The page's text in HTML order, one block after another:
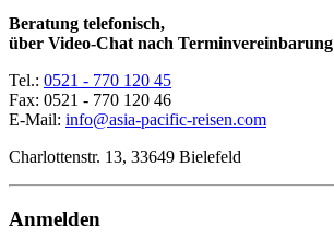
Beratung telefonisch,
über Video-Chat nach Terminvereinbarung
Tel.: 0521 - 770 120 45
Fax: 0521 - 770 120 46
E-Mail: info@asia-pacific-reisen.com
Charlottenstr. 13, 33649 Bielefeld
Anmelden